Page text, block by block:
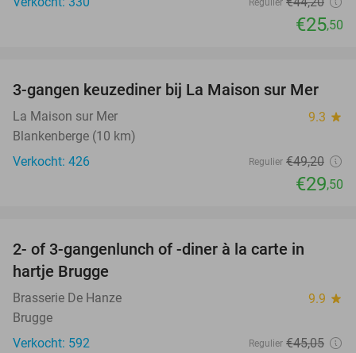
€25,50
40%
3-gangen keuzediner bij La Maison sur Mer
La Maison sur Mer 9.3 star
Blankenberge (10 km)
Verkocht: 426
Regulier €49,20
€29,50
2- of 3-gangenlunch of -diner à la carte in
hartje Brugge
Brasserie De Hanze 9.9 star
Brugge
Verkocht: 592
Regulier €45,05